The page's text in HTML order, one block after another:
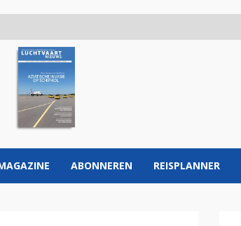
ABONNEREN REISPLANNER